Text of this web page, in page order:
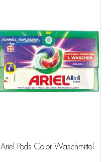
Ariel Pods Color Waschmittel